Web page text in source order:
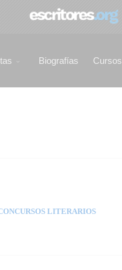
Biografías Cursos
LITERARIOS